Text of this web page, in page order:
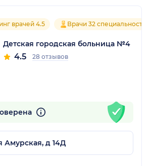
врачей 4.5 Врачи 32 специальностей
Детская городская больница №4
4.5 28 отзывов
Амурская, д 14Д